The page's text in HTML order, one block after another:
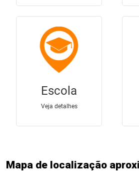
Mapa de localização